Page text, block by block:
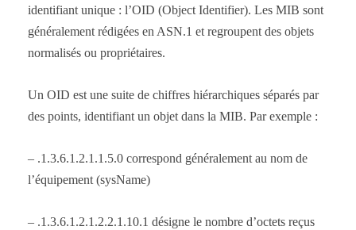
identifiant unique : l’OID (Object Identifier). Les MIB sont
généralement rédigées en ASN.1 et regroupent des objets
normalisés ou propriétaires.
Un OID est une suite de chiffres hiérarchiques séparés par
des points, identifiant un objet dans la MIB. Par exemple :
– .1.3.6.1.2.1.1.5.0 correspond généralement au nom de
l’équipement (sysName)
– .1.3.6.1.2.1.2.2.1.10.1 désigne le nombre d’octets reçus